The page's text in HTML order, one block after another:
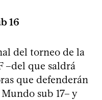
16
del torneo de la
–del que saldrá
que defenderán
sub 17– y